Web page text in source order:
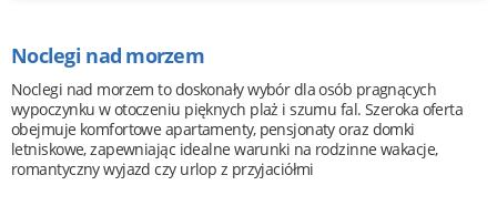
Noclegi nad morzem
Noclegi nad morzem to doskonały wybór dla osób pragnących
wypoczynku w otoczeniu pięknych plaż i szumu fal. Szeroka oferta
obejmuje komfortowe apartamenty, pensjonaty oraz domki
letniskowe, zapewniając idealne warunki na rodzinne wakacje,
romantyczny wyjazd czy urlop z przyjaciółmi